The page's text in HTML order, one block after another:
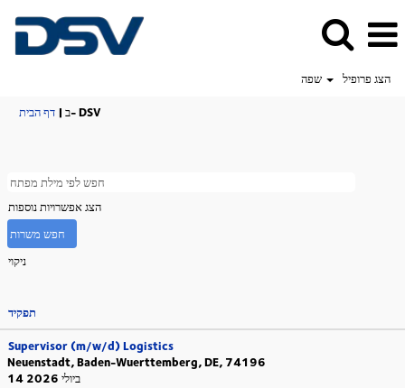
שפה
הצג פרופיל
דף הבית | ב- DSV(דף
הצג אפשרויות נוספות
ניקוי
תפקיד
Supervisor (m/w/d) Logistics
Neuenstadt, Baden-Wuerttemberg, DE, 74196
14 ביולי 2026